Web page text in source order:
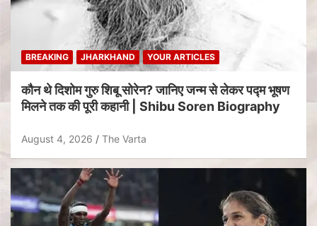
BREAKING JHARKHAND YOUR ARTICLES
कौन थे दिशोम गुरु शिबू सोरेन? जानिए जन्म से लेकर पद्म भूषण
मिलने तक की पूरी कहानी | Shibu Soren Biography
August 4, 2026 The Varta